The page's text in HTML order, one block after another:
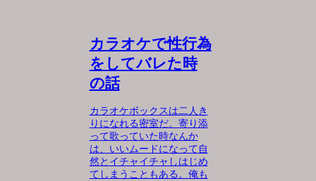
カラオケで性行為
をしてバレた時
の話
カラオケボックスは二人き
りになれる密室だ。寄り添
って歌っていた時なんか
は、いいムードになって自
然とイチャイチャしはじめ
てしまうこともある。俺も